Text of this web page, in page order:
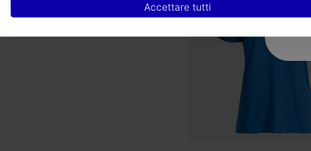
Accettare tutti